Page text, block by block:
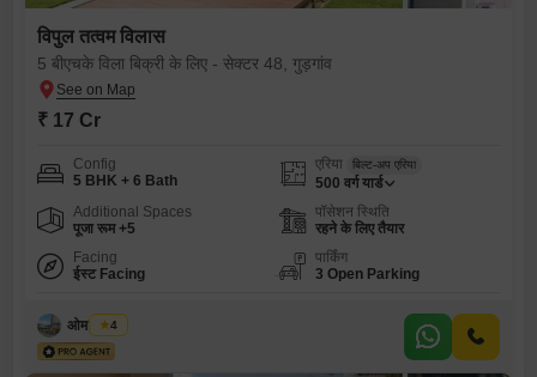
विपुल तत्वम विलास
5 बीएचके विला बिक्री के लिए - सेक्टर 48, गुड़गांव
₹ 17 Cr
Config
5 BHK + 6 Bath
एरिया बिल्ट-अप एरिया
500 वर्ग यार्ड
Additional Spaces
पूजा रूम +5
पॉसेशन स्थिति
रहने के लिए तैयार
Facing
ईस्ट Facing
पार्किंग
3 Open Parking
ओम प्रकाश
4